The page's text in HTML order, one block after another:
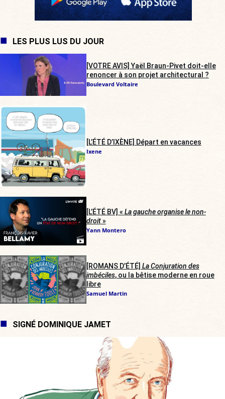
LES PLUS LUS DU JOUR
[VOTRE AVIS] Yaël Braun-Pivet doit-elle
renoncer à son projet architectural ?
Boulevard Voltaire
[L’ÉTÉ D’IXÈNE] Départ en vacances
Ixene
[L’ÉTÉ BV] « La gauche organise le non-
droit»
Yann Montero
[ROMANS D’ÉTÉ] La Conjuration des
imbéciles, ou la bêtise moderne en roue
libre
Samuel Martin
SIGNÉ DOMINIQUE JAMET